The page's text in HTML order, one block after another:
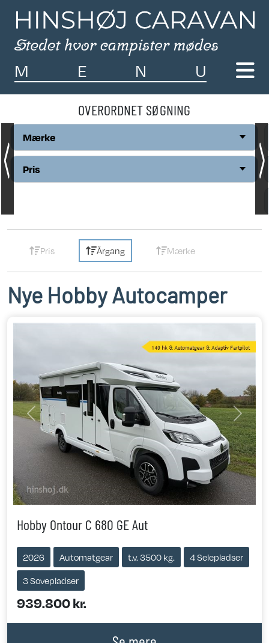
M E N U
OVERORDNET SØGNING
Mærke
Pris
Pris Årgang Mærke
Nye Hobby Autocamper
Previous Next
Hobby Ontour C 680 GE Aut
2026 Automatgear t.v. 3500 kg.
4 Selepladser
3 Sovepladser
939.800 kr.